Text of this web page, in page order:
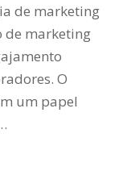
de marketing
de marketing
O
um papel